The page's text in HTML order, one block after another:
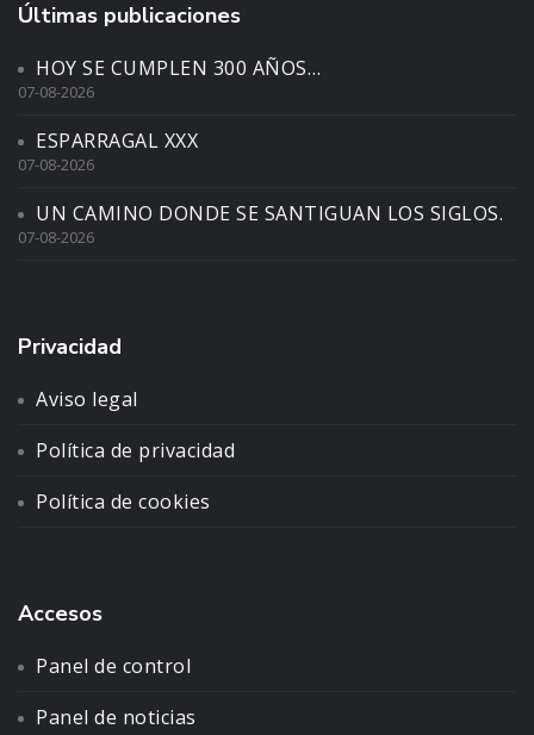
Últimas publicaciones
HOY SE CUMPLEN 300 AÑOS…
07-08-2026
ESPARRAGAL XXX
07-08-2026
UN CAMINO DONDE SE SANTIGUAN LOS SIGLOS.
07-08-2026
Privacidad
Aviso legal
Política de privacidad
Política de cookies
Accesos
Panel de control
Panel de noticias